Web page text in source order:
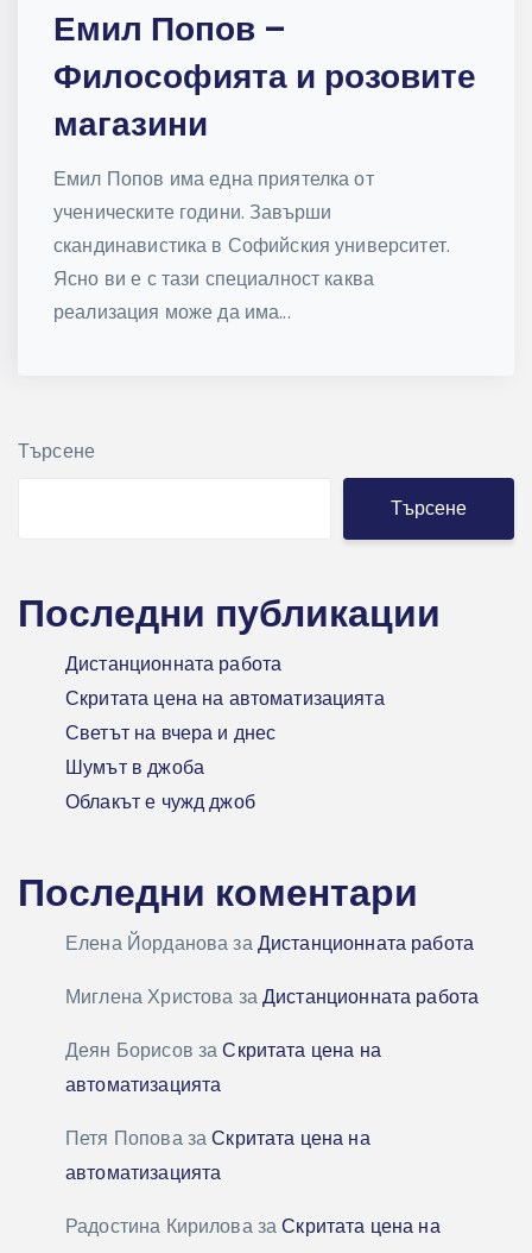
Емил Попов –
Философията и розовите
магазини
Емил Попов има една приятелка от
ученическите години. Завърши
скандинавистика в Софийския университет.
Ясно ви е с тази специалност каква
реализация може да има...
Търсене
Търсене
Последни публикации
Дистанционната работа
Скритата цена на автоматизацията
Светът на вчера и днес
Шумът в джоба
Облакът е чужд джоб
Последни коментари
Елена ЙордановазаДистанционната работа
Миглена Христова заДистанционната работа
Деян Борисов заСкритата цена на
автоматизацията
Петя ПоповазаСкритата цена на
автоматизацията
Радостина КириловазаСкритата цена на